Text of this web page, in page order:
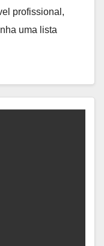
profissional,
uma lista